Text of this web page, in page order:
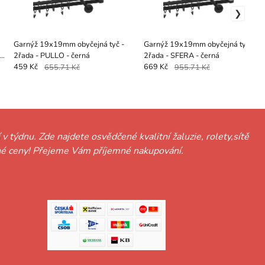
Garnýž 19x19mm obyčejná tyč -
2řada - PULLO - černá
459 Kč 655.71 Kč
Garnýž 19x19mm obyčejná tyč -
2řada - SFERA - černá
669 Kč 955.71 Kč
týdnu. Zde najdete osvědčené kvalitní žaluzie, rolety,sítě
Přejeme Vám příjemné nakupování.